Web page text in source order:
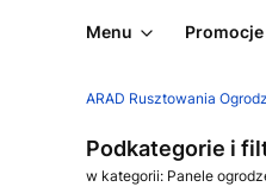
Menu Promocje
ARAD Rusztowania
Podkategorie i
w kategorii: Panele